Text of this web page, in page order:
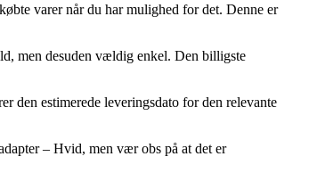
varer når du har mulighed for det. Denne er
men desuden vældig enkel. Den billigste
den estimerede leveringsdato for den relevante
– Hvid, men vær obs på at det er